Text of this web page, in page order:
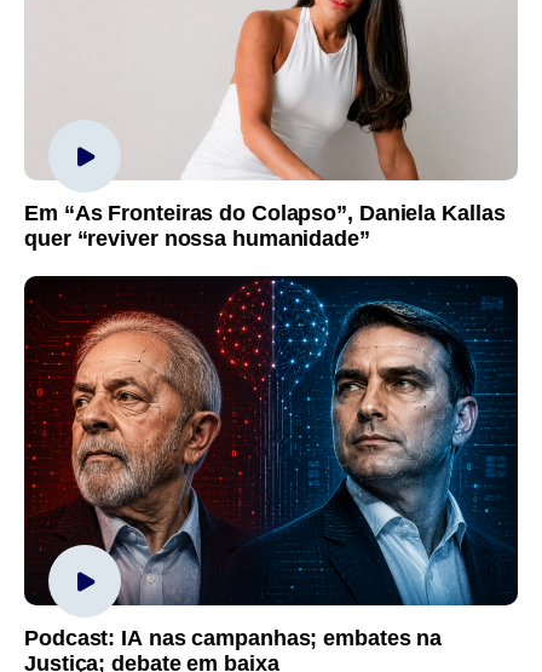
Em “As Fronteiras do Colapso”, Daniela Kallas
quer “reviver nossa humanidade”
Podcast: IA nas campanhas; embates na
Justiça; debate em baixa